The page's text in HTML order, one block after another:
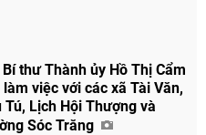
Bí thư Thành ủy Hồ Thị Cẩm
việc với các xã Tài Văn,
Tú, Lịch Hội Thượng và
Sóc Trăng